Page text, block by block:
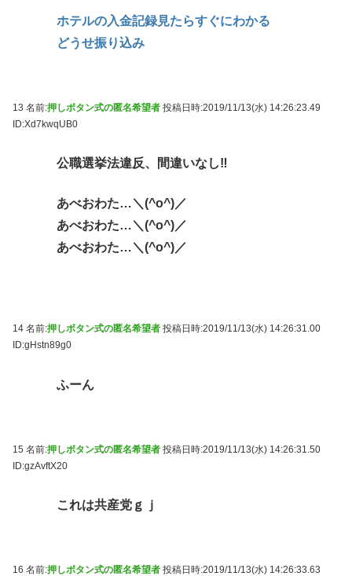
ホテルの入金記録見たらすぐにわかる
どうせ振り込み
13 名前:押しボタン式の匿名希望者 投稿日時:2019/11/13(水) 14:26:23.49
ID:Xd7kwqUB0
公職選挙法違反、間違いなし‼
あべおわた…＼(^o^)／
あべおわた…＼(^o^)／
あべおわた…＼(^o^)／
14 名前:押しボタン式の匿名希望者 投稿日時:2019/11/13(水) 14:26:31.00
ID:gHstn89g0
ふーん
15 名前:押しボタン式の匿名希望者 投稿日時:2019/11/13(水) 14:26:31.50
ID:gzAvftX20
これは共産党ｇｊ
16 名前:押しボタン式の匿名希望者 投稿日時:2019/11/13(水) 14:26:33.63